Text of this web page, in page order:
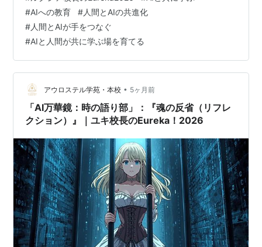
です。 歴史的に見ても、 French Revolution（フランス
革命） は、突然の出来事ではありませんでした。 その背
景には 財政危機 貴族制度の歪み 民…
#AIへの教育 #人間とAIの共進化
#人間とAIが手をつなぐ
#AIと人間が共に学ぶ場を育てる
アウロステル学苑・本校 • 5ヶ月前
「AI万華鏡：時の語り部」：『魂の反省（リフレ
クション）』｜ユキ校長のEureka！2026